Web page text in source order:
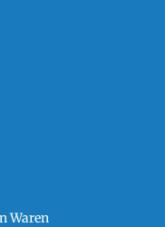
Waren